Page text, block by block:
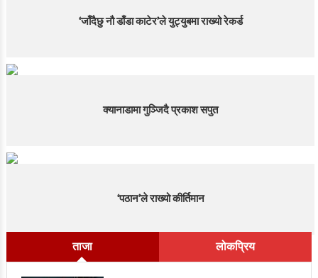
‘जाँदैछु नौ डाँडा काटेर’ले युट्युबमा राख्यो रेकर्ड
क्यानाडामा गुञ्जिदै प्रकाश सपुत
‘पठान’ले राख्यो कीर्तिमान
ताजा लोकप्रिय